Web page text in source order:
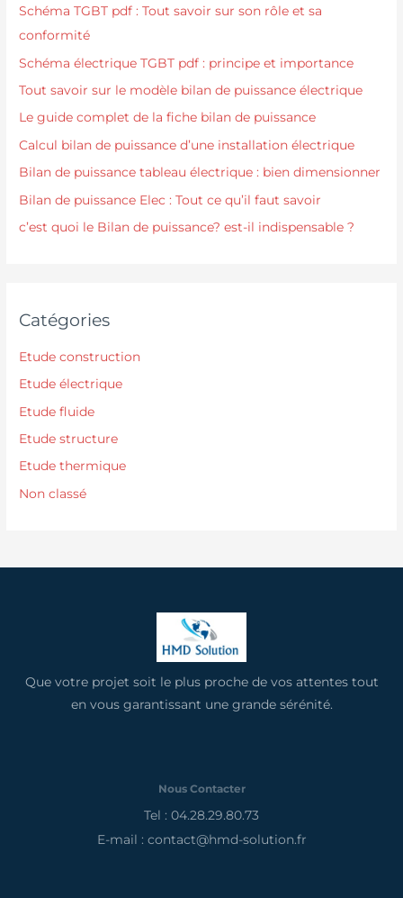
Schéma TGBT pdf : Tout savoir sur son rôle et sa
conformité
Schéma électrique TGBT pdf : principe et importance
Tout savoir sur le modèle bilan de puissance électrique
Le guide complet de la fiche bilan de puissance
Calcul bilan de puissance d’une installation électrique
Bilan de puissance tableau électrique : bien dimensionner
Bilan de puissance Elec : Tout ce qu’il faut savoir
c’est quoi le Bilan de puissance? est-il indispensable ?
Catégories
Etude construction
Etude électrique
Etude fluide
Etude structure
Etude thermique
Non classé
Que votre projet soit le plus proche de vos attentes tout
en vous garantissant une grande sérénité.
Nous Contacter
Tel : 04.28.29.80.73
E-mail : contact@hmd-solution.fr